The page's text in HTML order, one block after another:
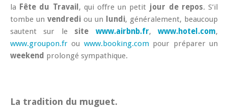
la Fête du Travail , qui offre un petit jour de repos. S’il
tombe un vendredi ou un lundi, généralement, beaucoup
sautent sur lesite www.airbnb.fr,www.hotel.com,
www.groupon.fr ou www.booking.compour préparer un
weekend prolongé sympathique.
La tradition du muguet.